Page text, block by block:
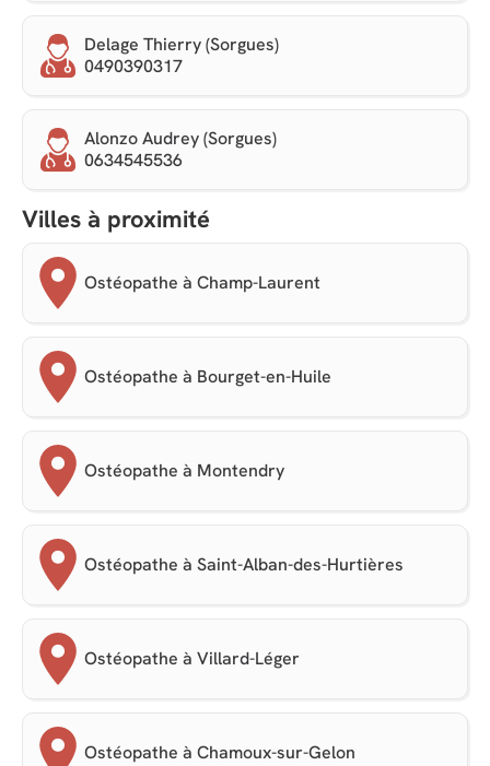
Delage Thierry (Sorgues)
0490390317
Alonzo Audrey (Sorgues)
0634545536
Villes à proximité
Ostéopathe à Champ-Laurent
Ostéopathe à Bourget-en-Huile
Ostéopathe à Montendry
Ostéopathe à Saint-Alban-des-Hurtières
Ostéopathe à Villard-Léger
Ostéopathe à Chamoux-sur-Gelon